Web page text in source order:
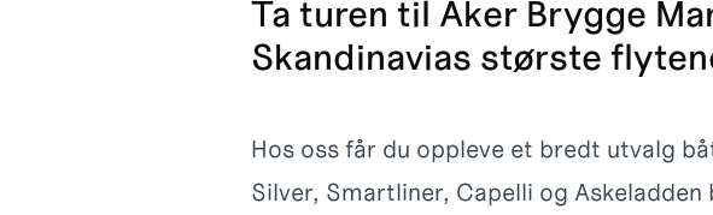
Ta turen til Aker Brygge
Skandinavias største
Hos oss får du oppleve et bredt utvalg
Silver, Smartliner, Capelli og Askeladden